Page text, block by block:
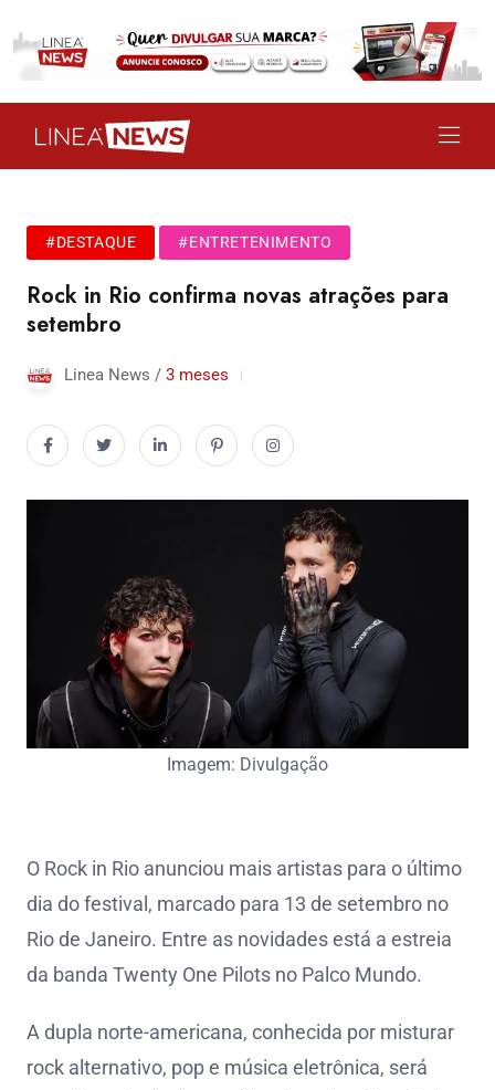
#DESTAQUE #ENTRETENIMENTO
Rock in Rio confirma novas atrações para
setembro
Linea News / 3 meses
Imagem: Divulgação
O Rock in Rio anunciou mais artistas para o último
dia do festival, marcado para 13 de setembro no
Rio de Janeiro. Entre as novidades está a estreia
da banda Twenty One Pilots no Palco Mundo.
A dupla norte-americana, conhecida por misturar
rock alternativo, pop e música eletrônica, será